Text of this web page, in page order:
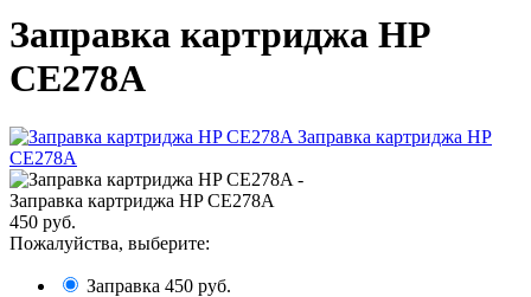
Заправка картриджа HP
CE278A
Заправка картриджа HP CE278A
450 руб.
Пожалуйства, выберите:
Заправка 450 руб.